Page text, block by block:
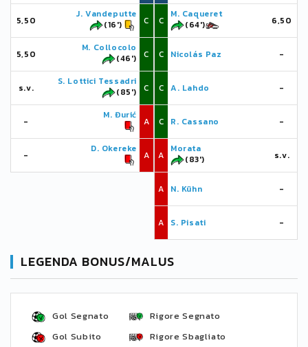
5,50
J. Vandeputte
(16')
C
5,50
M. Collocolo
(46')
C
s.v.
S. Lottici Tessadri
(85')
C
-
M. Đurić
A
-
D. Okereke
A
C
M. Caqueret
(64')
6,50
C Nicolás Paz -
C A. Lahdo -
C R. Cassano -
A
Morata
(83')
s.v.
A N. Kühn -
A S. Pisati -
LEGENDA BONUS/MALUS
Gol Segnato
Gol Subito
Rigore Segnato
Rigore Sbagliato